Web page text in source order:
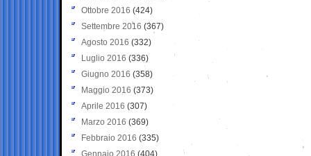
Ottobre 2016 (424)
Settembre 2016 (367)
Agosto 2016 (332)
Luglio 2016 (336)
Giugno 2016 (358)
Maggio 2016 (373)
Aprile 2016 (307)
Marzo 2016 (369)
Febbraio 2016 (335)
Gennaio 2016 (404)